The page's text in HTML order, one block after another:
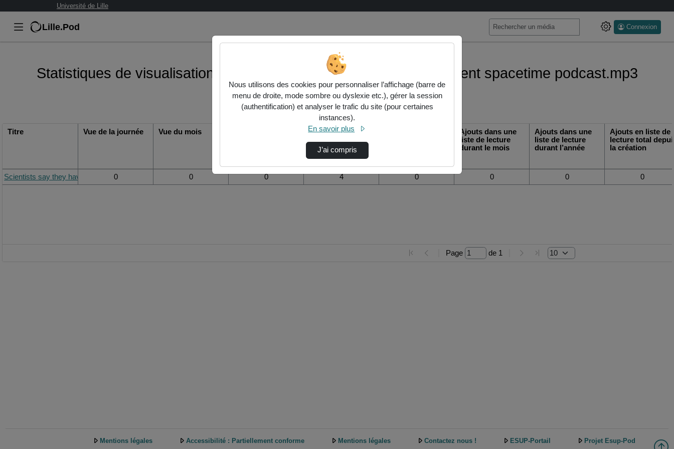
Université de Lille
Lille.Pod Connexion
Statistiques de visualisation de la vidéo Scientists say they have bent spacetime podcast.mp3
Modifier la période de
visualisation
Titre Vue de la journée Vue du mois
Vue totale depuis
Ajouts dans une
liste de lecture
durant le mois
Ajouts dans une
liste de lecture
durant l’année
Ajouts en liste de
lecture total
la création
Scientists say they have bent spacetime PODCAST.mp3
0 0 0 4 0 0 0 0
Page de 1
Mentions légales Accessibilité : Partiellement conforme Mentions légales Contactez nous ! ESUP-Portail Projet Esup-Pod
Nous utilisons des cookies pour personnaliser l’affichage (barre de
menu de droite, mode sombre ou dyslexie etc.), gérer la session
(authentification) et analyser le trafic du site (pour certaines
instances).
En savoir plus
J’ai compris